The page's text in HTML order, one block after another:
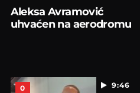
Aleksa Avramović
uhvaćen na aerodromu
9:46
0